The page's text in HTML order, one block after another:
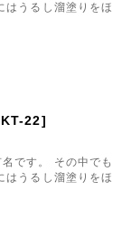
うるし溜塗りを
22]
です。 その中で
うるし溜塗りを